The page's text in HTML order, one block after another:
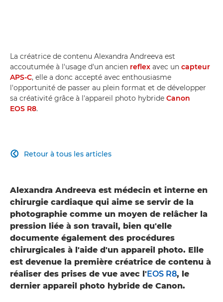
La créatrice de contenu Alexandra Andreeva est
accoutumée à l'usage d'un ancien reflex avec un capteur
APS-C, elle a donc accepté avec enthousiasme
l'opportunité de passer au plein format et de développer
sa créativité grâce à l'appareil photo hybride Canon
EOS R8.
Retour à tous les articles

Alexandra Andreeva est médecin et interne en
chirurgie cardiaque qui aime se servir de la
photographie comme un moyen de relâcher la
pression liée à son travail, bien qu'elle
documente également des procédures
chirurgicales à l'aide d'un appareil photo. Elle
est devenue la première créatrice de contenu à
réaliser des prises de vue avec l'EOS R8, le
dernier appareil photo hybride de Canon.